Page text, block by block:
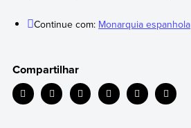
Continue com: Monarquia espanhola
Compartilhar